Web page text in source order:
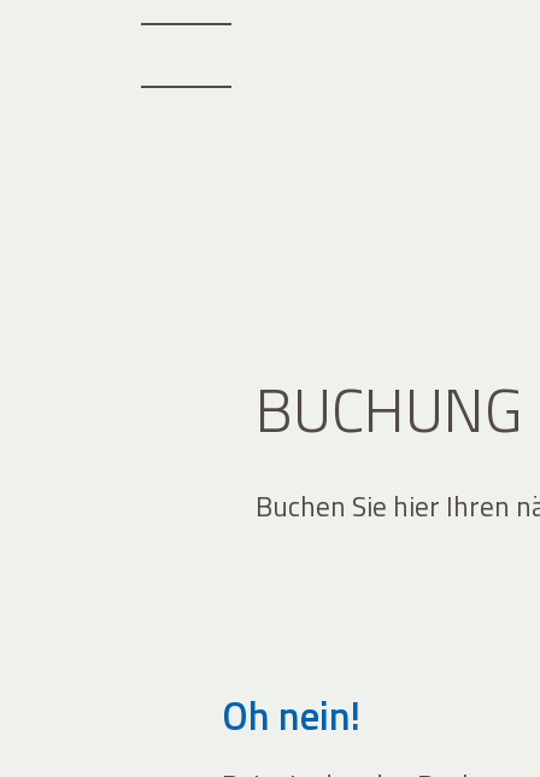
BUCHUNG
Buchen Sie hier Ihren
Oh nein!